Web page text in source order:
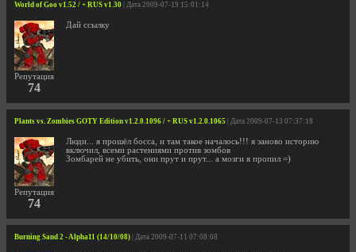
World of Goo v1.52 / + RUS v1.30 | Дата 2009-07-19 15:01:14
Репутация
74
Дай ссылку
Plants vs. Zombies GOTY Edition v1.2.0.1096 / + RUS v1.2.0.1065 | Дата 2009-07-13 07:37:18
Репутация
74
Люди... я прошёл босса, и там такое началось!!! я заново историю
включил, всеми растениями против зомбов
Зомбарей не убить, они прут и прут... а мозги я пропил =)
Burning Sand 2 - Alpha11 (14/10/08) | Дата 2009-07-11 07:08:08